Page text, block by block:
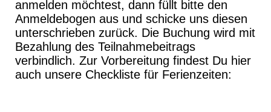
anmelden möchtest, dann füllt bitte den
Anmeldebogen aus und schicke uns diesen
unterschrieben zurück. Die Buchung wird mit
Bezahlung des Teilnahmebeitrags
verbindlich. Zur Vorbereitung findest Du hier
auch unsere Checkliste für Ferienzeiten: